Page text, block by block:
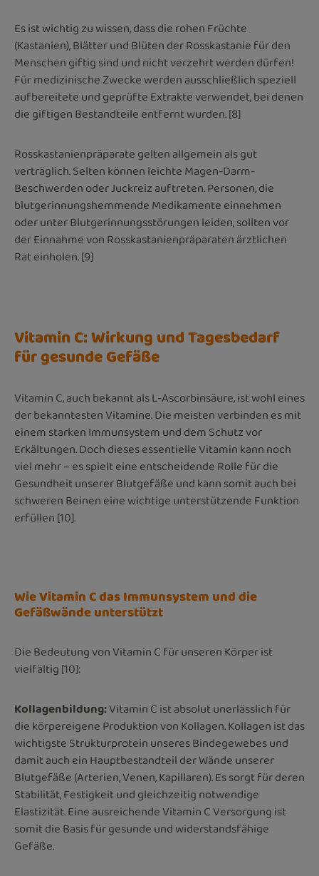
Es ist wichtig zu wissen, dass die rohen Früchte
(Kastanien), Blätter und Blüten der Rosskastanie für den
Menschen giftig sind und nicht verzehrt werden dürfen!
Für medizinische Zwecke werden ausschließlich speziell
aufbereitete und geprüfte Extrakte verwendet, bei denen
die giftigen Bestandteile entfernt wurden. [8]
Rosskastanienpräparate gelten allgemein als gut
verträglich. Selten können leichte Magen-Darm-
Beschwerden oder Juckreiz auftreten. Personen, die
blutgerinnungshemmende Medikamente einnehmen
oder unter Blutgerinnungsstörungen leiden, sollten vor
der Einnahme von Rosskastanienpräparaten ärztlichen
Rat einholen. [9]
Vitamin C: Wirkung und Tagesbedarf
für gesunde Gefäße
Vitamin C, auch bekannt als L-Ascorbinsäure, ist wohl eines
der bekanntesten Vitamine. Die meisten verbinden es mit
einem starken Immunsystem und dem Schutz vor
Erkältungen. Doch dieses essentielle Vitamin kann noch
viel mehr – es spielt eine entscheidende Rolle für die
Gesundheit unserer Blutgefäße und kann somit auch bei
schweren Beinen eine wichtige unterstützende Funktion
erfüllen[10].
Wie Vitamin C das Immunsystem und die
Gefäßwände unterstützt
Die Bedeutung von Vitamin C für unseren Körper ist
vielfältig[10]:
Kollagenbildung:Vitamin C ist absolut unerlässlich für
die körpereigene Produktion von Kollagen. Kollagen ist das
wichtigste Strukturprotein unseres Bindegewebes und
damit auch ein Hauptbestandteil der Wände unserer
Blutgefäße (Arterien, Venen, Kapillaren). Es sorgt für deren
Stabilität, Festigkeit und gleichzeitig notwendige
Elastizität. Eine ausreichende Vitamin C Versorgung ist
somit die Basis für gesunde und widerstandsfähige
Gefäße.